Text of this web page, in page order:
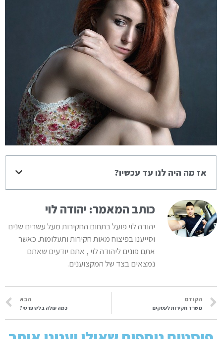
אז מה היה לנו עד עכשיו?
כותב המאמר: יהודה לוי
יהודה לוי פועל בתחום החקירות מעל עשרים שנים
וסייענו בפיצוח מאות חקירות ותעלומות. כאשר
אתם פונים ליהודה לוי , אתם יודעים שאתם
נמצאים בצד של המקצוענים.
הקודם
משרד חקירות לעסקים
הבא
כמה עולה בלש פרטי?